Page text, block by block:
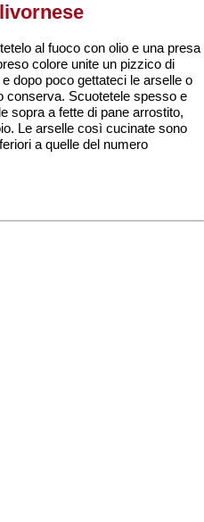
al fuoco con olio e una presa
colore unite un pizzico di
dopo poco gettateci le arselle o
conserva. Scuotetele spesso e
sopra a fette di pane arrostito,
Le arselle così cucinate sono
a quelle del numero